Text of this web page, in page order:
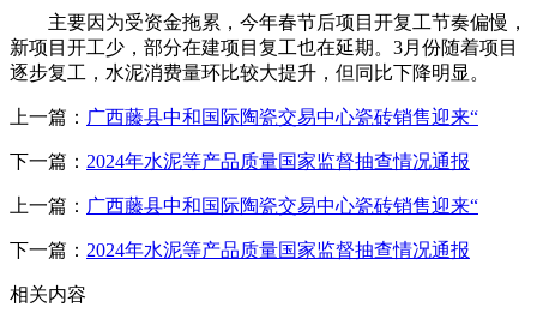
主要因为受资金拖累，今年春节后项目开复工节奏偏慢，
新项目开工少，部分在建项目复工也在延期。3月份随着项目
逐步复工，水泥消费量环比较大提升，但同比下降明显。
上一篇： 广西藤县中和国际陶瓷交易中心瓷砖销售迎来“
下一篇： 2024年水泥等产品质量国家监督抽查情况通报
上一篇： 广西藤县中和国际陶瓷交易中心瓷砖销售迎来“
下一篇： 2024年水泥等产品质量国家监督抽查情况通报
相关内容